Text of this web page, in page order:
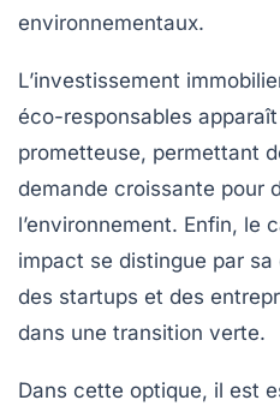
environnementaux.
L’investissement
éco-responsables
prometteuse, permettant
demande croissante pour
l’environnement. Enfin, le
impact se distingue par
des startups et des
dans une transition verte.
Dans cette optique, il est